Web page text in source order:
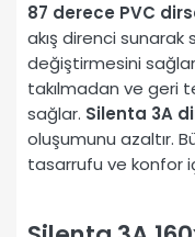
87 derece PVC
akış direnci
değiştirmesini
takılmadan ve geri
sağlar. Silenta 3A
oluşumunu azaltır.
tasarrufu ve konfor